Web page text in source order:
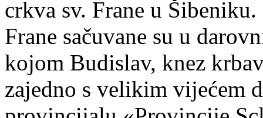
crkva sv. Frane u
Frane sačuvane su u
kojom Budislav, knez
zajedno s velikim vijećem